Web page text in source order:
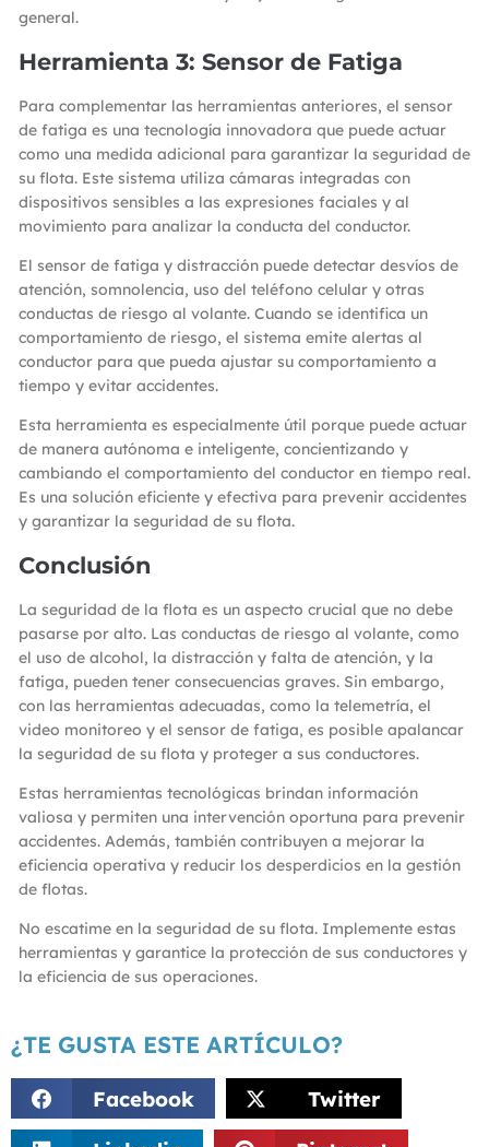
general.
Herramienta 3: Sensor de Fatiga
Para complementar las herramientas anteriores, el sensor
de fatiga es una tecnología innovadora que puede actuar
como una medida adicional para garantizar la seguridad de
su flota. Este sistema utiliza cámaras integradas con
dispositivos sensibles a las expresiones faciales y al
movimiento para analizar la conducta del conductor.
El sensor de fatiga y distracción puede detectar desvíos de
atención, somnolencia, uso del teléfono celular y otras
conductas de riesgo al volante. Cuando se identifica un
comportamiento de riesgo, el sistema emite alertas al
conductor para que pueda ajustar su comportamiento a
tiempo y evitar accidentes.
Esta herramienta es especialmente útil porque puede actuar
de manera autónoma e inteligente, concientizando y
cambiando el comportamiento del conductor en tiempo real.
Es una solución eficiente y efectiva para prevenir accidentes
y garantizar la seguridad de su flota.
Conclusión
La seguridad de la flota es un aspecto crucial que no debe
pasarse por alto. Las conductas de riesgo al volante, como
el uso de alcohol, la distracción y falta de atención, y la
fatiga, pueden tener consecuencias graves. Sin embargo,
con las herramientas adecuadas, como la telemetría, el
video monitoreo y el sensor de fatiga, es posible apalancar
la seguridad de su flota y proteger a sus conductores.
Estas herramientas tecnológicas brindan información
valiosa y permiten una intervención oportuna para prevenir
accidentes. Además, también contribuyen a mejorar la
eficiencia operativa y reducir los desperdicios en la gestión
de flotas.
No escatime en la seguridad de su flota. Implemente estas
herramientas y garantice la protección de sus conductores y
la eficiencia de sus operaciones.
¿TE GUSTA ESTE ARTÍCULO?
Facebook
Twitter